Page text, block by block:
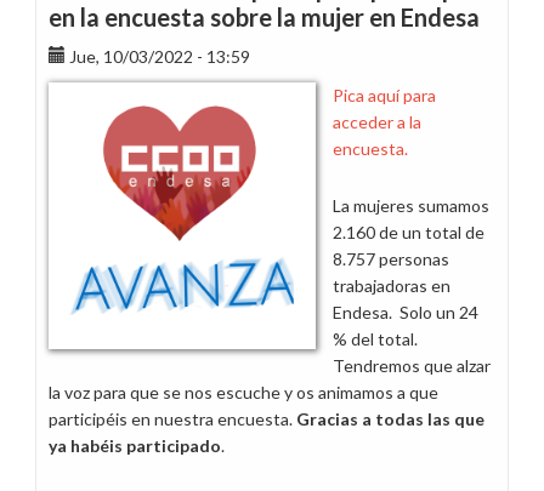
en la encuesta sobre la mujer en Endesa
Jue, 10/03/2022 - 13:59
Pica aquí para
acceder a la
encuesta.
La mujeres sumamos
2.160 de un total de
8.757 personas
trabajadoras en
Endesa. Solo un 24
% del total.
Tendremos que alzar
la voz para que se nos escuche y os animamos a que
participéis en nuestra encuesta. Gracias a todas las que
ya habéis participado.